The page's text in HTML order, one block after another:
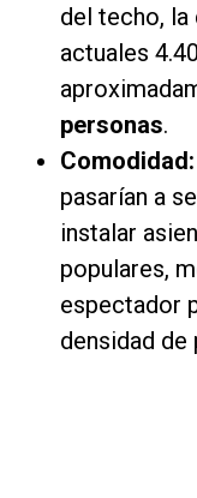
del techo, la
actuales
personas.
Comodidad:
pasarían a
instalar
populares,
espectador
densidad